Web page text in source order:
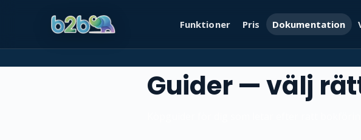
Funktioner Pris Dokumentation
Guider — välj